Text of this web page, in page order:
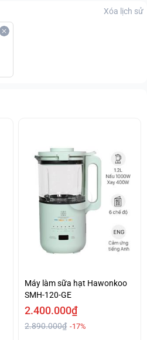
Xóa lịch sử
Máy làm sữa hạt Hawonkoo
SMH-120-GE
2.400.000₫
2.890.000₫ -17%